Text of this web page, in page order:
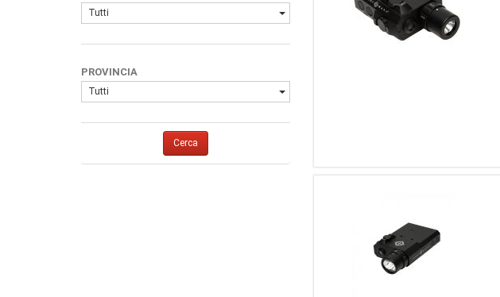
Tutti
PROVINCIA
Tutti
Cerca